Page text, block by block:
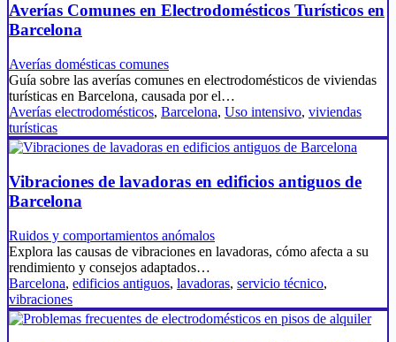
Averías Comunes en Electrodomésticos Turísticos en
Barcelona
Averías domésticas comunes
Guía sobre las averías comunes en electrodomésticos de viviendas
turísticas en Barcelona, causada por el…
Averías electrodomésticos, Barcelona, Uso intensivo, viviendas
turísticas
Vibraciones de lavadoras en edificios antiguos de
Barcelona
Ruidos y comportamientos anómalos
Explora las causas de vibraciones en lavadoras, cómo afecta a su
rendimiento y consejos adaptados…
Barcelona, edificios antiguos, lavadoras, servicio técnico,
vibraciones